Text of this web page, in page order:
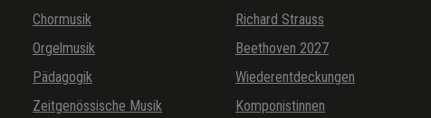
Chormusik
Orgelmusik
Pädagogik
Zeitgenössische Musik
Richard Strauss
Beethoven 2027
Wiederentdeckungen
Komponistinnen